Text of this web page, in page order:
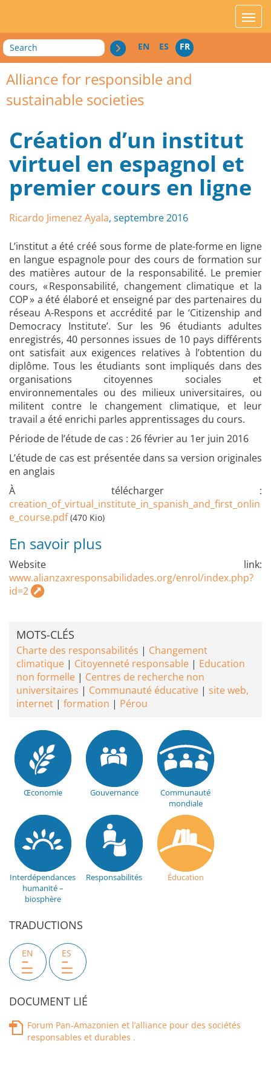
Search EN ES FR
Alliance for responsible and
sustainable societies
Création d’un institut
virtuel en espagnol et
premier cours en ligne
Ricardo Jimenez Ayala, septembre 2016
L’institut a été créé sous forme de plate-forme en ligne
en langue espagnole pour des cours de formation sur
des matières autour de la responsabilité. Le premier
cours, « Responsabilité, changement climatique et la
COP » a été élaboré et enseigné par des partenaires du
réseau A-Respons et accrédité par le ‘Citizenship and
Democracy Institute’. Sur les 96 étudiants adultes
enregistrés, 40 personnes issues de 10 pays différents
ont satisfait aux exigences relatives à l’obtention du
diplôme. Tous les étudiants sont impliqués dans des
organisations citoyennes sociales et
environnementales ou des milieux universitaires, ou
militent contre le changement climatique, et leur
travail a été enrichi parles apprentissages du cours.
Période de l’étude de cas : 26 février au 1er juin 2016
L’étude de cas est présentée dans sa version originales
en anglais
À télécharger :
creation_of_virtual_institute_in_spanish_and_first_onlin
e_course.pdf (470 Kio)
En savoir plus
Website link:
www.alianzaxresponsabilidades.org/enrol/index.php?
id=2
MOTS-CLÉS
Charte des responsabilités
Changement
climatique
Citoyenneté responsable
Education
non formelle
Centres de recherche non
universitaires
Communauté éducative
site web,
internet
formation Pérou
Œconomie Gouvernance
Communauté
mondiale
Interdépendances
humanité –
biosphère
Responsabilités Éducation
TRADUCTIONS
EN ES
DOCUMENT LIÉ
Forum Pan-Amazonien et l’alliance pour des sociétés
responsables et durables .